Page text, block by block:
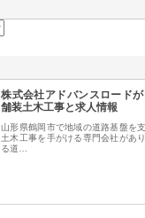
株式会社アドバンスロード
舗装土木工事と求人情報
山形県鶴岡市で地域の道路基盤を
土木工事を手がける専門会社があ
る道…